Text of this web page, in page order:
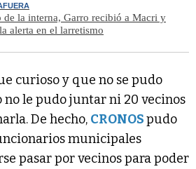
de la interna, Garro recibió a Macri y
alerta en el larretismo
curioso y que no se pudo
no le pudo juntar ni 20 vecinos
De hecho, CRONOSpudo
municipales
pasar por vecinos para poder